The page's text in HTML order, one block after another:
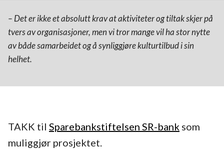
– Det er ikke et absolutt krav at aktiviteter og tiltak skjer på
tvers av organisasjoner, men vi tror mange vil ha stor nytte
av både samarbeidet og å synliggjøre kulturtilbud i sin
helhet.
TAKK til Sparebankstiftelsen SR-bank som
muliggjør prosjektet.